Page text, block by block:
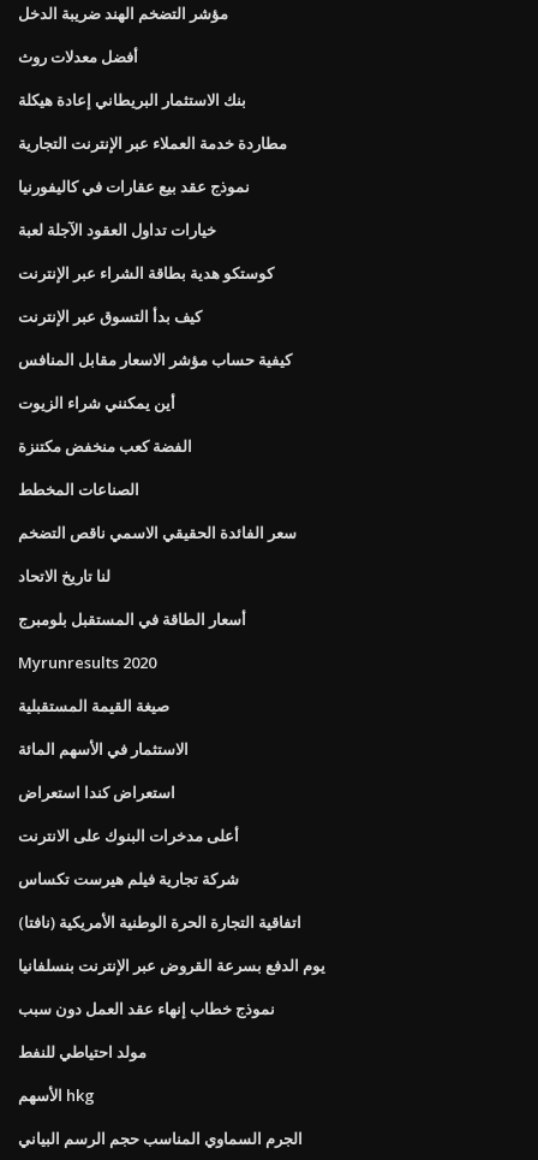
مؤشر التضخم الهند ضريبة الدخل
أفضل معدلات روث
بنك الاستثمار البريطاني إعادة هيكلة
مطاردة خدمة العملاء عبر الإنترنت التجارية
نموذج عقد بيع عقارات في كاليفورنيا
خيارات تداول العقود الآجلة لعبة
كوستكو هدية بطاقة الشراء عبر الإنترنت
كيف بدأ التسوق عبر الإنترنت
كيفية حساب مؤشر الاسعار مقابل المنافس
أين يمكنني شراء الزيوت
الفضة كعب منخفض مكتنزة
الصناعات المخطط
سعر الفائدة الحقيقي الاسمي ناقص التضخم
لنا تاريخ الاتحاد
أسعار الطاقة في المستقبل بلومبرج
Myrunresults 2020
صيغة القيمة المستقبلية
الاستثمار في الأسهم المائة
استعراض كندا استعراض
أعلى مدخرات البنوك على الانترنت
شركة تجارية فيلم هيرست تكساس
اتفاقية التجارة الحرة الوطنية الأمريكية (نافتا)
يوم الدفع بسرعة القروض عبر الإنترنت بنسلفانيا
نموذج خطاب إنهاء عقد العمل دون سبب
مولد احتياطي للنفط
الأسهم hkg
الجرم السماوي المناسب حجم الرسم البياني